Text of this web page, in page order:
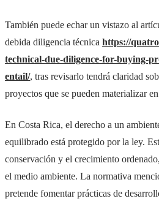
También puede echar un vistazo al
debida diligencia técnica https://
technical-due-diligence-for-buying-
entail/, tras revisarlo tendrá claridad
proyectos que se pueden materializar
En Costa Rica, el derecho a un
equilibrado está protegido por la ley.
conservación y el crecimiento
el medio ambiente. La normativa
pretende fomentar prácticas de